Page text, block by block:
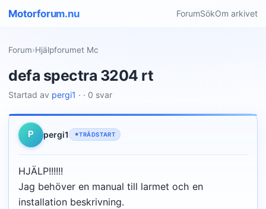
Motorforum.nu ForumSökOm arkivet
Forum›Hjälpforumet Mc
defa spectra 3204 rt
Startad av pergi1 · · 0 svar
P pergi1 TRÅDSTART
HJÄLP!!!!!!
Jag behöver en manual till larmet och en
installation beskrivning.